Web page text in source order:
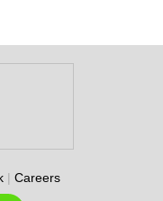
| Careers